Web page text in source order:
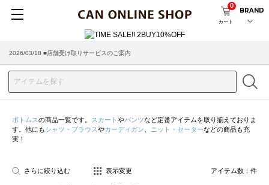
カート
0
BRAND
2026/03/18 ■店舗受け取りサービスのご案内
ボトムスの商品一覧です。 スカート やパンツなど定番アイテムを取り揃えておりま
す。他にもシャツ・ブラウスやカーディガン ニット・セーターなどの商品も充
実！
さらに絞り込む 表示変更 アイテム数： 件